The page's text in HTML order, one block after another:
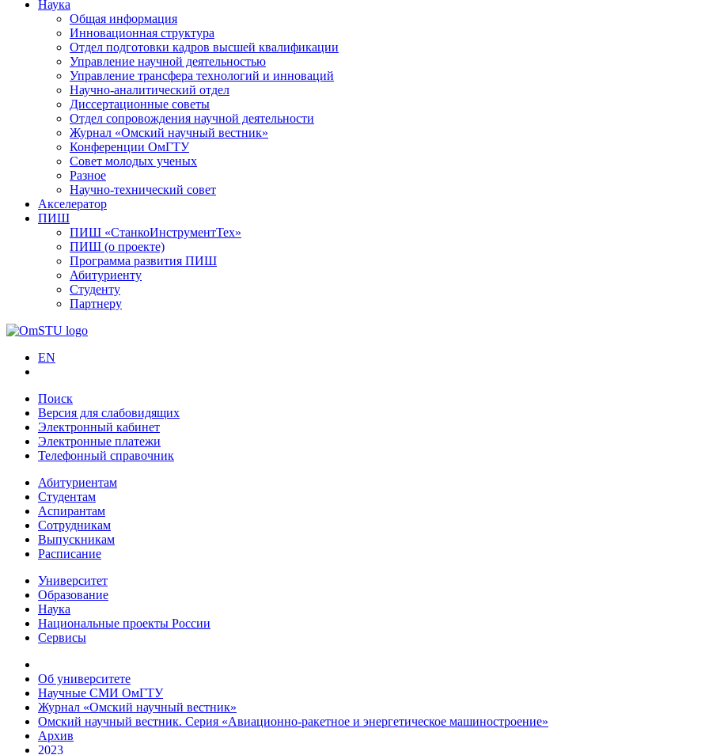
Наука
Общая информация
Инновационная структура
Отдел подготовки кадров высшей квалификации
Управление научной деятельностью
Управление трансфера технологий и инноваций
Научно-аналитический отдел
Диссертационные советы
Отдел сопровождения научной деятельности
Журнал «Омский научный вестник»
Конференции ОмГТУ
Совет молодых ученых
Разное
Научно-технический совет
Акселератор
ПИШ
ПИШ «СтанкоИнструментТех»
ПИШ (о проекте)
Программа развития ПИШ
Абитуриенту
Студенту
Партнеру
EN
Поиск
Версия для слабовидящих
Электронный кабинет
Электронные платежи
Телефонный справочник
Абитуриентам
Студентам
Аспирантам
Сотрудникам
Выпускникам
Расписание
Университет
Образование
Наука
Национальные проекты России
Сервисы
Об университете
Научные СМИ ОмГТУ
Журнал «Омский научный вестник»
Омский научный вестник. Серия «Авиационно-ракетное и энергетическое машиностроение»
Архив
2023